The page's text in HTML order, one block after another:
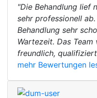
"Die Behandlung lief
sehr professionell
Behandlung sehr
Wartezeit. Das
freundlich,
mehr Bewertungen